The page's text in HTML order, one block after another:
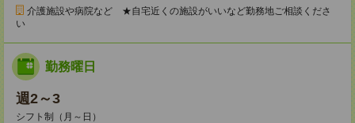
介護施設や病院など ★自宅近くの施設がいいなど勤務地ご相談くださ
い
勤務曜日
週2～3
シフト制（月～日）